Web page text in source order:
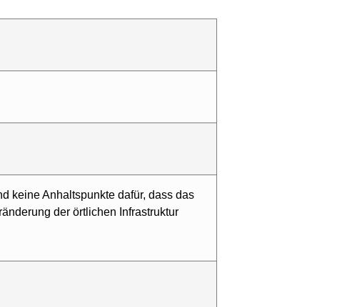
keine Anhaltspunkte dafür, dass das
der örtlichen Infrastruktur